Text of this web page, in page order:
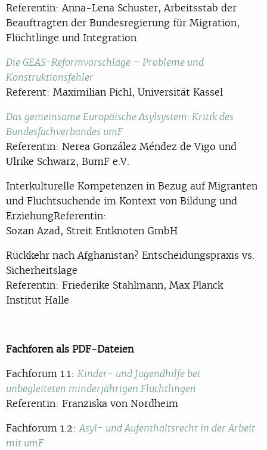
Referentin: Anna-Lena Schuster, Arbeitsstab der
Beauftragten der Bundesregierung für Migration,
Flüchtlinge und Integration
Die GEAS-Reformvorschläge – Probleme und
Konstruktionsfehler
Referent: Maximilian Pichl, Universität Kassel
Das gemeinsame Europäische Asylsystem: Kritik des
Bundesfachverbandes umF
Referentin: Nerea González Méndez de Vigo und
Ulrike Schwarz, BumF e.V.
Interkulturelle Kompetenzen in Bezug auf Migranten
und Fluchtsuchende im Kontext von Bildung und
ErziehungReferentin:
Sozan Azad, Streit Entknoten GmbH
Rückkehr nach Afghanistan? Entscheidungspraxis vs.
Sicherheitslage
Referentin: Friederike Stahlmann, Max Planck
Institut Halle
Fachforen als PDF-Dateien
Fachforum 1.1: Kinder- und Jugendhilfe bei
unbegleiteten minderjährigen Flüchtlingen
Referentin: Franziska von Nordheim
Fachforum 1.2:Asyl- und Aufenthaltsrecht in der Arbeit
mit umF